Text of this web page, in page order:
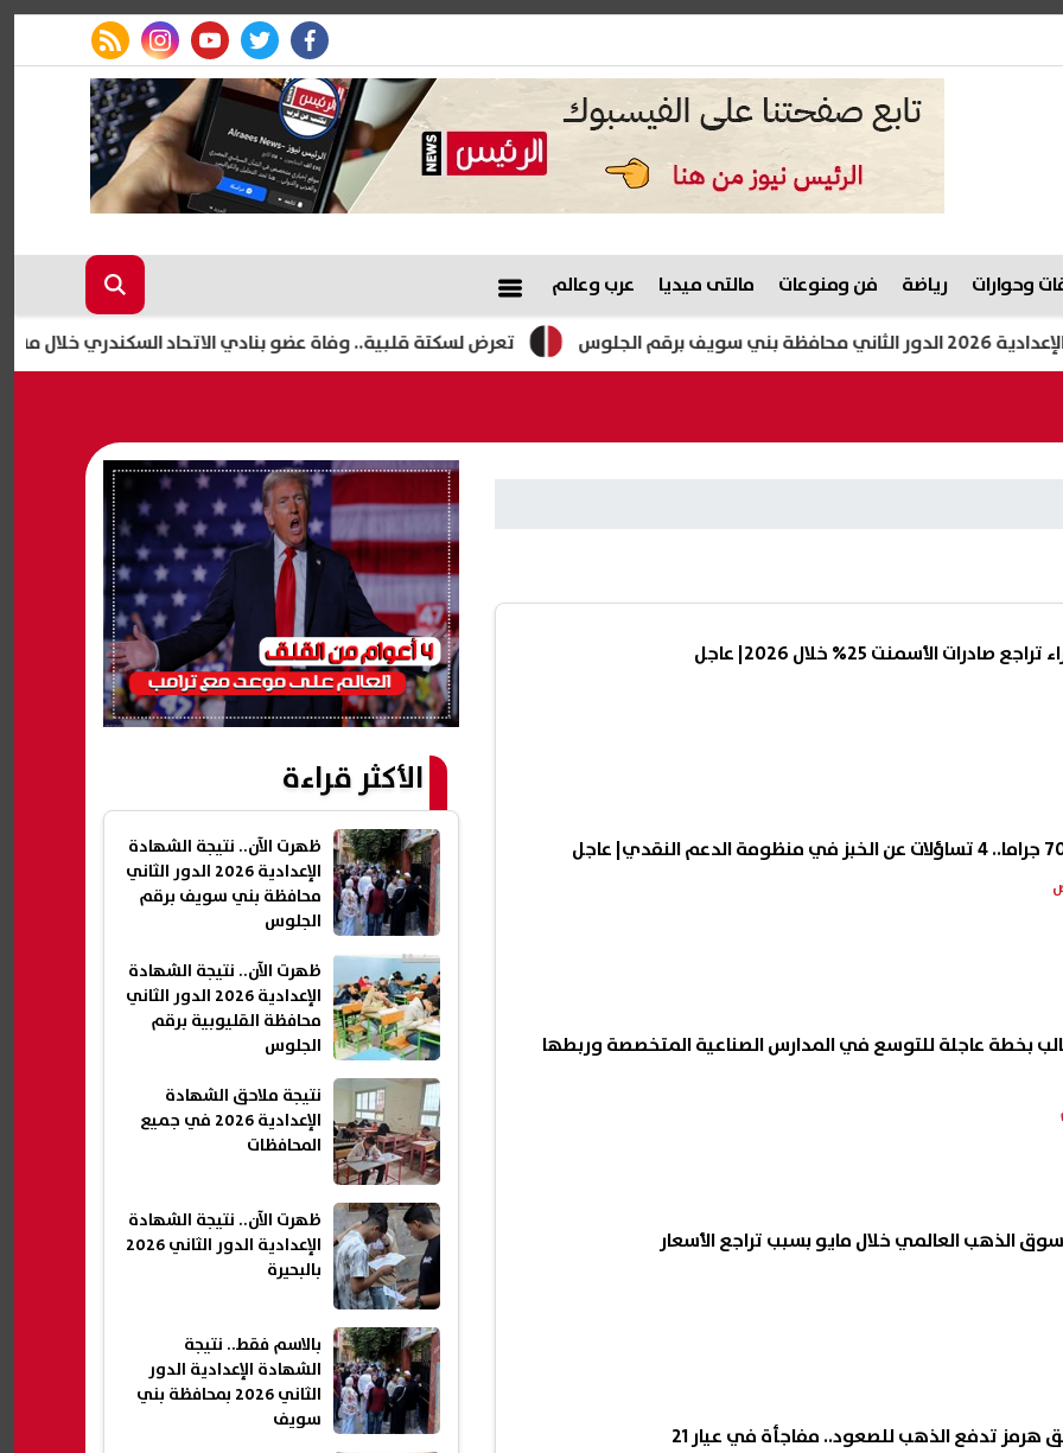
facebook
twitter
youtube
instagram
rss feed
وحوارات رياضة فن ومنوعات مالتى ميديا عرب وعالم
تعرض لسكتة قلبية.. وفاة عضو بنادي الاتحاد السكندري خلال مشاركته
الأسمنت 25% خلال 2026| عاجل
بخطة عاجلة للتوسع في المدارس الصناعية المتخصصة وربطها
تدفع الذهب للصعود.. مفاجأة في عيار 21
الأكثر قراءة
ظهرت الآن.. نتيجة الشهادة
الإعدادية 2026 الدور الثاني
محافظة بني سويف برقم
الجلوس
ظهرت الآن.. نتيجة الشهادة
الإعدادية 2026 الدور الثاني
محافظة القليوبية برقم
الجلوس
نتيجة ملاحق الشهادة
الإعدادية 2026 في جميع
المحافظات
ظهرت الآن.. نتيجة الشهادة
الإعدادية الدور الثاني 2026
بالبحيرة
بالاسم فقط.. نتيجة
الشهادة الإعدادية الدور
الثاني 2026 بمحافظة بني
سويف